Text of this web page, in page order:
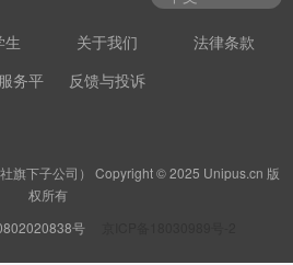
生 关于我们
法律条款
务平
反馈与投诉
旗下子公司） Copyright © 2025 Unipus.cn 版
权所有
号